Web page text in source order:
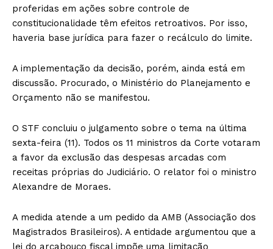
proferidas em ações sobre controle de
constitucionalidade têm efeitos retroativos. Por isso,
haveria base jurídica para fazer o recálculo do limite.
A implementação da decisão, porém, ainda está em
discussão. Procurado, o Ministério do Planejamento e
Orçamento não se manifestou.
O STF concluiu o julgamento sobre o tema na última
sexta-feira (11). Todos os 11 ministros da Corte votaram
a favor da exclusão das despesas arcadas com
receitas próprias do Judiciário. O relator foi o ministro
Alexandre de Moraes.
A medida atende a um pedido da AMB (Associação dos
Magistrados Brasileiros). A entidade argumentou que a
lei do arcabouço fiscal impõe uma limitação